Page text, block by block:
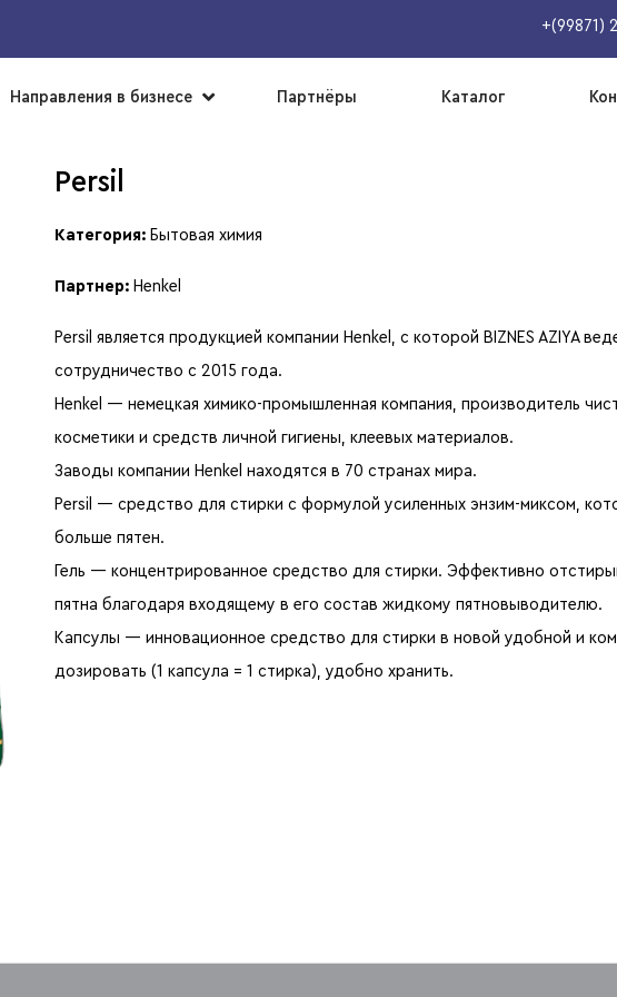
+(99871)
Направления в бизнесе ▼ Партнёры Каталог
Persil
Категория: Бытовая химия
Партнер: Henkel
Persil является продукцией компании Henkel, с которой BIZNES AZIYA
сотрудничество с 2015 года.
Henkel — немецкая химико-промышленная компания, производитель
косметики и средств личной гигиены, клеевых материалов.
Заводы компании Henkel находятся в 70 странах мира.
Persil — средство для стирки с формулой усиленных энзим-миксом,
больше пятен.
Гель — концентрированное средство для стирки. Эффективно
пятна благодаря входящему в его состав жидкому пятновыводителю.
Капсулы — инновационное средство для стирки в новой удобной и
дозировать (1 капсула = 1 стирка), удобно хранить.